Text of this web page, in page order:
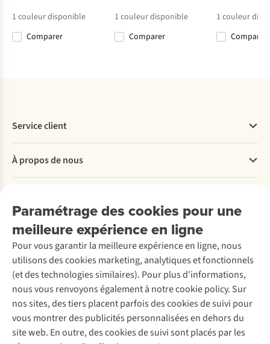
€83,30
€66,50
1 couleur disponible
Comparer
1 couleur disponible
Comparer
1 couleur
Comparer
Paramétrage des cookies pour une
meilleure expérience en ligne
Pour vous garantir la meilleure expérience en ligne, nous
utilisons des cookies marketing, analytiques et fonctionnels
(et des technologies similaires). Pour plus d'informations,
nous vous renvoyons également à notre cookie policy. Sur
nos sites, des tiers placent parfois des cookies de suivi pour
vous montrer des publicités personnalisées en dehors du
site web. En outre, des cookies de suivi sont placés par les
Service client
Commander
Payer
Retourner
Rétractation d'une commande
Entretien & réparations
Garantie
Contactez-nous
À propos de nous
Entreprise responsable
À propos d’Ayacucho
Nos magasins
À propos d’A.S.Adventure
Déclaration d'accessibilité
Location / Location sports d’hiver
Seconde-main
Entretien de ski
Service de lavage
Entretien de chaussures
Réparation de chaussures
Réparation de vêtements
Retouches
Pour les entreprises
Découvrez
A.S.Magazine
Explore Camp
Expertise & conseils
Abonnez-vous à la newsletter